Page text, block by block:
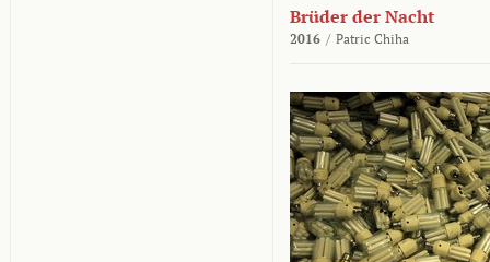
Brüder der Nacht
2016 / Patric Chiha